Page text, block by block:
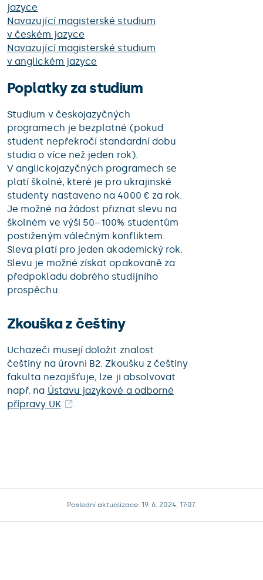
jazyce
Navazující magisterské studium
v českém jazyce
Navazující magisterské studium
v anglickém jazyce
Poplatky za studium
Studium v českojazyčných
programech je bezplatné (pokud
student nepřekročí standardní dobu
studia o více než jeden rok).
V anglickojazyčných programech se
platí školné, které je pro ukrajinské
studenty nastaveno na 4000 € za rok.
Je možné na žádost přiznat slevu na
školném ve výši 50–100% studentům
postiženým válečným konfliktem.
Sleva platí pro jeden akademický rok.
Slevu je možné získat opakovaně za
předpokladu dobrého studijního
prospěchu.
Zkouška z češtiny
Uchazeči musejí doložit znalost
češtiny na úrovni B2. Zkoušku z češtiny
fakulta nezajišťuje, lze ji absolvovat
např. na Ústavu jazykové a odborné
přípravy UK
.
Poslední aktualizace: 19. 6. 2024, 17:07.